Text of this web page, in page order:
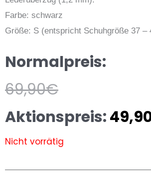
Farbe: schwarz
Größe: S (entspricht Schuhgröße 37 –
Normalpreis:
69,90€
Aktionspreis:
Nicht vorrätig